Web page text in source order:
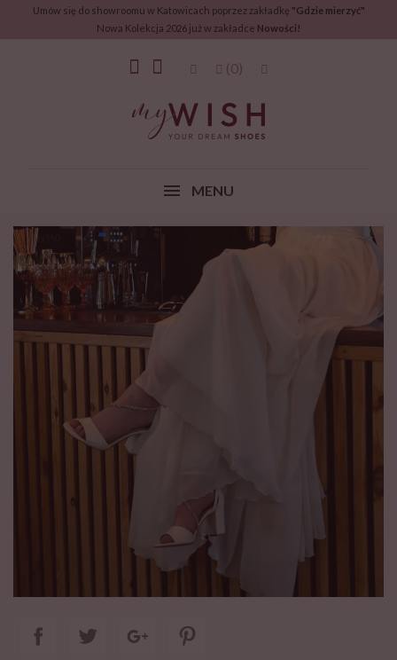
Umów się do showroomu w Katowicach poprzez zakładkę "Gdzie mierzyć"
Nowa Kolekcja 2026 już w zakładce Nowości!
(0)
MENU